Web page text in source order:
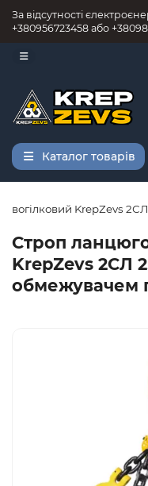
За відсутності
+380956723458 або
Каталог товарів
KrepZevs
Строп
KrepZevs 2СЛ
обмежувачем